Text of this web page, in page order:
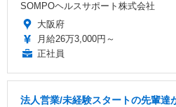
SOMPOヘルスサポート株式会社
大阪府
月給26万3,000円～
正社員
法人営業/未経験スタートの先輩達